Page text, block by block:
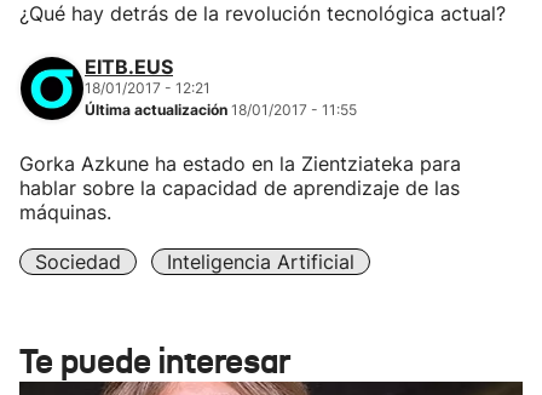
¿Qué hay detrás de la revolución tecnológica actual?
EITB.EUS
18/01/2017 - 12:21
Última actualización 18/01/2017 - 11:55
Gorka Azkune ha estado en la Zientziateka para
hablar sobre la capacidad de aprendizaje de las
máquinas.
Sociedad Inteligencia Artificial
Te puede interesar